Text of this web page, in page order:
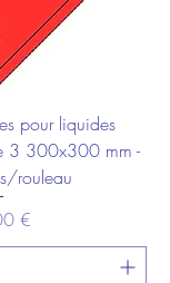
pour liquides
3 300x300 mm -
rouleau
€